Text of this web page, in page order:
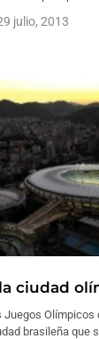
julio, 2013
ciudad
Olímpicos
brasileña que